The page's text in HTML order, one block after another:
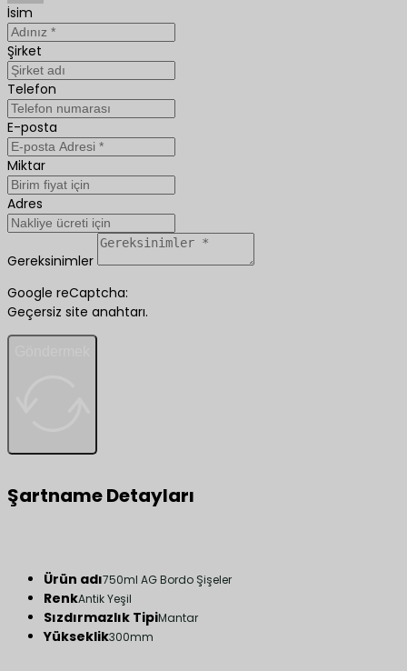
İsim
Şirket
Telefon
E-posta
Miktar
Adres
Gereksinimler
Google reCaptcha:
Geçersiz site anahtarı.
Şartname Detayları
Ürün adı750ml AG Bordo Şişeler
RenkAntik Yeşil
Sızdırmazlık TipiMantar
Yükseklik300mm